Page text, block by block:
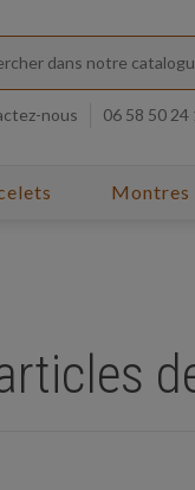
nous 06 58 50 24
Montres